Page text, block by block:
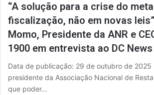
‘’A solução para a crise do
fiscalização, não em novas
Momo, Presidente da ANR e
1900 em entrevista ao DC News
Data de publicação: 29 de outubro de 2025
presidente da Associação Nacional de
que poder…